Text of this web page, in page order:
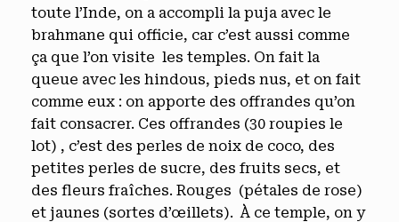
toute l’Inde, on a accompli la puja avec le
brahmane qui officie, car c’est aussi comme
ça que l’on visite les temples. On fait la
queue avec les hindous, pieds nus, et on fait
comme eux : on apporte des offrandes qu’on
fait consacrer. Ces offrandes (30 roupies le
lot) , c’est des perles de noix de coco, des
petites perles de sucre, des fruits secs, et
des fleurs fraîches. Rouges (pétales de rose)
et jaunes (sortes d’œillets). À ce temple, on y